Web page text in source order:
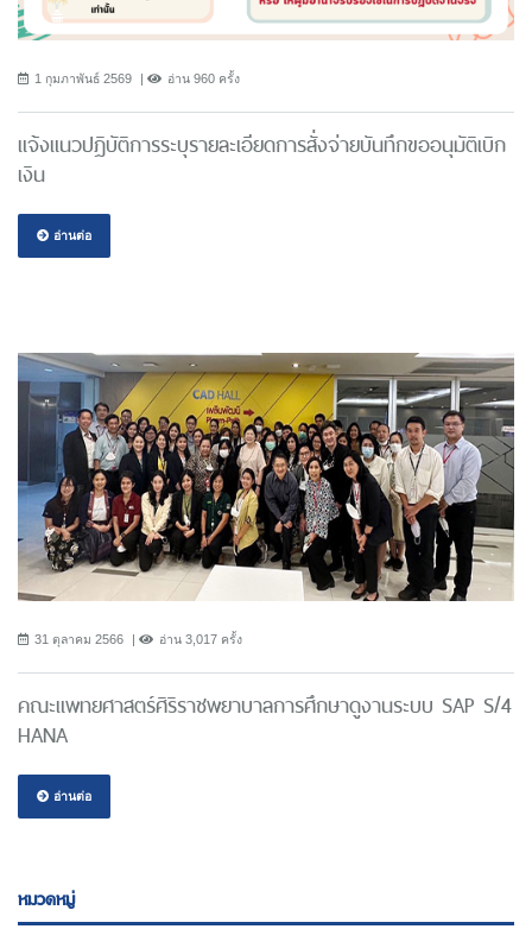
1 กุมภาพันธ์ 2569 อ่าน 960 ครั้ง
แจ้งแนวปฎิบัติการระบุรายละเอียดการสั่งจ่ายบันทึกขออนุมัติเบิก
เงิน
อ่านต่อ
31 ตุลาคม 2566 อ่าน 3,017 ครั้ง
คณะแพทยศาสตร์ศิริราชพยาบาลการศึกษาดูงานระบบ SAP S/4
HANA
อ่านต่อ
หมวดหมู่